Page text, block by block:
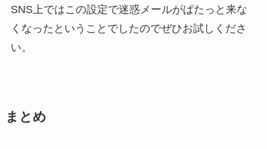
SNS上ではこの設定で迷惑メールがぱたっと来な
くなったということでしたのでぜひお試しくださ
い。
まとめ